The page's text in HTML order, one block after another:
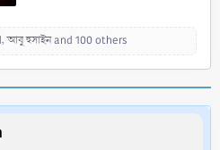
,আবু হুসাইনand 100 others